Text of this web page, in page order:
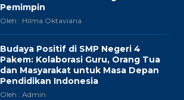
Pemimpin
Oleh : Hilma Oktaviana
Budaya Positif di SMP Negeri 4
Pakem: Kolaborasi Guru, Orang Tua
dan Masyarakat untuk Masa Depan
Pendidikan Indonesia
Oleh : Admin